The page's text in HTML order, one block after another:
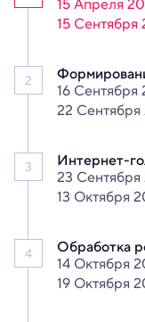
15 Сентября
2
16 Сентября
22 Сентября
3
23 Сентября
13 Октября
Интернет-
4
14 Октября
19 Октября
Обработка